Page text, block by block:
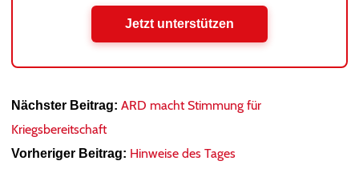
Jetzt unterstützen
Nächster Beitrag: ARD macht Stimmung für
Kriegsbereitschaft
Vorheriger Beitrag: Hinweise des Tages